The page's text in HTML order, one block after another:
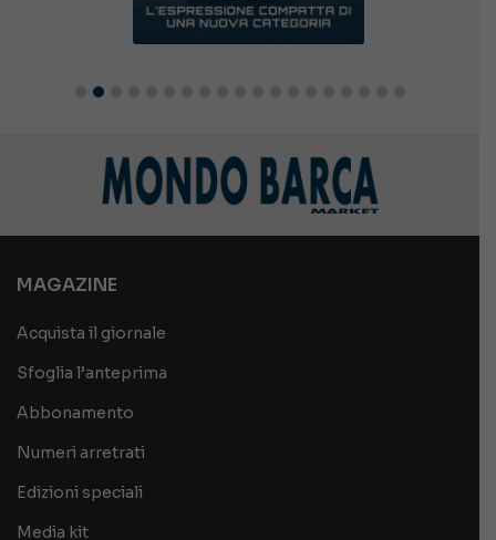
MAGAZINE
Acquista il giornale
Sfoglia l’anteprima
Abbonamento
Numeri arretrati
Edizioni speciali
Media kit